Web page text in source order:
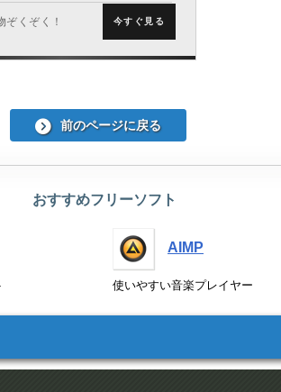
ぞくぞく！ 今すぐ見る
前のページに戻る
おすすめフリーソフト
AIMP
使いやすい音楽プレイヤー